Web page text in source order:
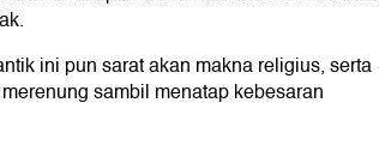
ini pun sarat akan makna religius, serta
sambil menatap kebesaran